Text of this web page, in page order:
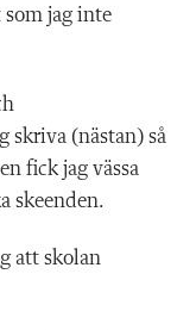
jag inte
skriva (nästan) så
fick jag vässa
skeenden.
att skolan